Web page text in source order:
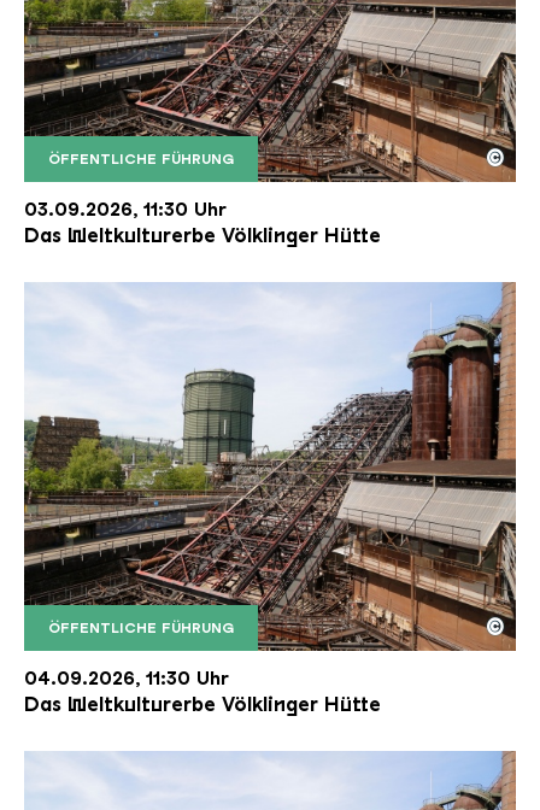
ÖFFENTLICHE FÜHRUNG
Der Erzschrägaufzug der Völklinger Hütte mit
Copyright: Weltkulturerbe Völklinger Hütte | Karl
©
03.09.2026, 11:30 Uhr
Das Weltkulturerbe Völklinger Hütte
ÖFFENTLICHE FÜHRUNG
Der Erzschrägaufzug der Völklinger Hütte mit
Copyright: Weltkulturerbe Völklinger Hütte | Karl
©
04.09.2026, 11:30 Uhr
Das Weltkulturerbe Völklinger Hütte